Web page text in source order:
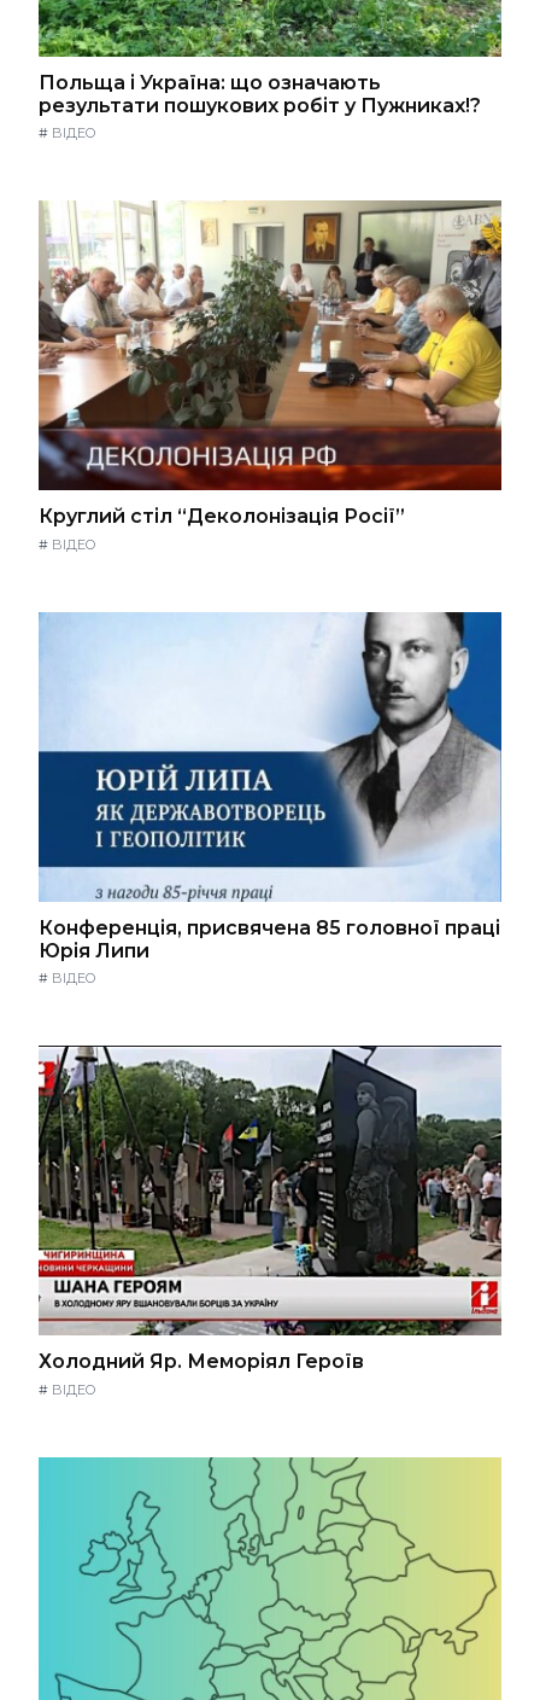
Польща і Україна: що означають
результати пошукових робіт у Пужниках!?
# ВІДЕО
Круглий стіл “Деколонізація Росії”
# ВІДЕО
Конференція, присвячена 85 головної праці
Юрія Липи
# ВІДЕО
Холодний Яр. Меморіял Героїв
# ВІДЕО